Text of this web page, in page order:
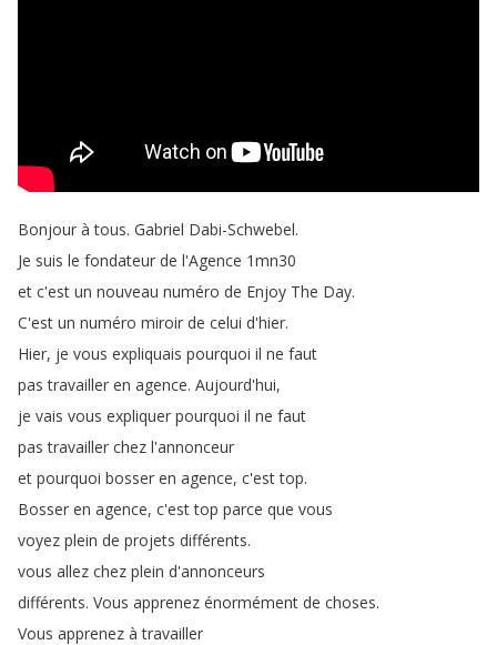
Bonjour à tous. Gabriel Dabi-Schwebel.
Je suis le fondateur de l'Agence 1mn30
et c'est un nouveau numéro de Enjoy The Day.
C'est un numéro miroir de celui d'hier.
Hier, je vous expliquais pourquoi il ne faut
pas travailler en agence. Aujourd'hui,
je vais vous expliquer pourquoi il ne faut
pas travailler chez l'annonceur
et pourquoi bosser en agence, c'est top.
Bosser en agence, c'est top parce que vous
voyez plein de projets différents.
vous allez chez plein d'annonceurs
différents. Vous apprenez énormément de choses.
Vous apprenez à travailler